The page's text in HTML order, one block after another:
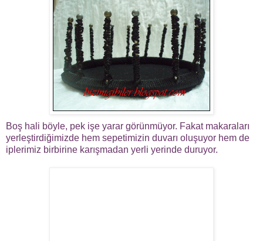
Boş hali böyle, pek işe yarar görünmüyor. Fakat makaraları
yerleştirdiğimizde hem sepetimizin duvarı oluşuyor hem de
iplerimiz birbirine karışmadan yerli yerinde duruyor.